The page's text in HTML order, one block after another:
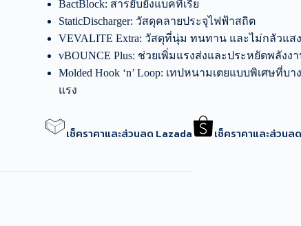
BactBlock: สารยับยั้งแบคทีเรีย
StaticDischarger: วัสดุคลายประจุไฟฟ้าสถิต
VEVALITE Extra: วัสดุที่นุ่ม ทนทาน และไม่กลัวแส
vBOUNCE Plus: ช่วยเพิ่มแรงส่งและประหยัดพลังง
Molded Hook ‘n’ Loop: เทปหนามเตยแบบพิเศษที่บ
แรง
เช็คราคาและส่วนลด Lazada เช็คราคาและส่วนล